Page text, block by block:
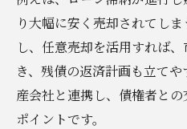
り大幅に安く売却されてし
し、任意売却を活用すれば
き、残債の返済計画も立て
産会社と連携し、債権者と
ポイントです。